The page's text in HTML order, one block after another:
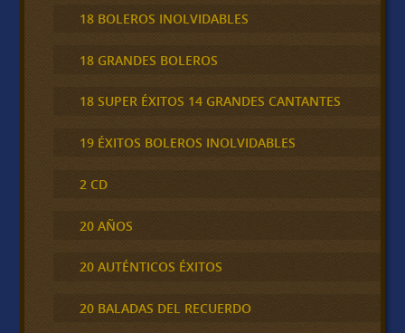
18 BOLEROS INOLVIDABLES
18 GRANDES BOLEROS
18 SUPER ÉXITOS 14 GRANDES CANTANTES
19 ÉXITOS BOLEROS INOLVIDABLES
2 CD
20 AÑOS
20 AUTÉNTICOS ÉXITOS
20 BALADAS DEL RECUERDO